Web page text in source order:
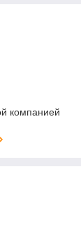
компанией